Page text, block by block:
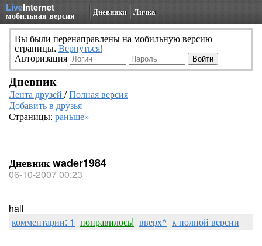
LiveInternet
мобильная версия Дневники Личка
Вы были перенаправлены на мобильную версию
страницы. Вернуться!
Авторизация
Дневник
Лента друзей /Полная версия
Добавить в друзья
Страницы: раньше»
Дневник wader1984
06-10-2007 00:23
hall
комментарии: 1 понравилось! вверх^ к полной версии